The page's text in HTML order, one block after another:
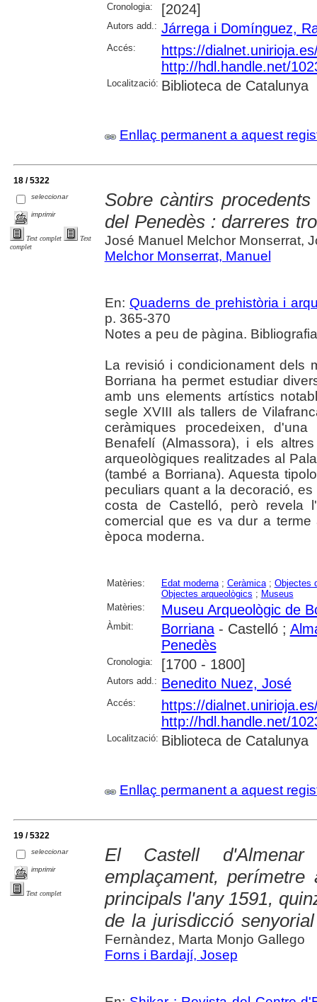
Cronologia: [2024]
Autors add.: Járrega i Domínguez,
Accés:
https://
http://hdl.handle.net/
Localització: Biblioteca de Catalunya
Enllaç permanent a aquest
18 / 5322
seleccionar
imprimir
Text complet
Text
complet
Sobre càntirs
del Penedès : darreres
José Manuel Melchor Monserrat,
Melchor Monserrat, Manuel
En: Quaderns de prehistòria i
p. 365-370
Notes a peu de pàgina.
La revisió i condicionament dels
Borriana ha permet estudiar
amb uns elements artístics
segle XVIII als tallers de
ceràmiques procedeixen,
Benafelí (Almassora), i els
arqueològiques realitzades al
(també a Borriana). Aquesta
peculiars quant a la decoració,
costa de Castelló, però revela
comercial que es va dur a
època moderna.
Matèries: Edat moderna; Ceràmica; Objectes
Objectes arqueològics ; Museus
Matèries:
Museu Arqueològic de
Àmbit: Borriana- Castelló ;
Penedès
Cronologia: [1700 - 1800]
Autors add.: Benedito Nuez, José
Accés:
https://
http://hdl.handle.net/
Localització: Biblioteca de Catalunya
Enllaç permanent a aquest
19 / 5322
seleccionar
imprimir
Text complet
El Castell
emplaçament, perímetre
principals l'any 1591,
de la jurisdicció senyorial
Fernàndez, Marta Monjo Gallego
Forns i Bardají, Josep